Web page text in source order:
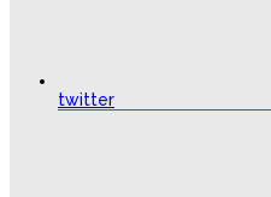
twitter